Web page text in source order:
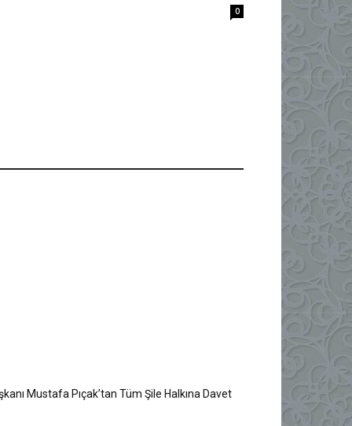
0
Mustafa Pıçak’tan Tüm Şile Halkına Davet